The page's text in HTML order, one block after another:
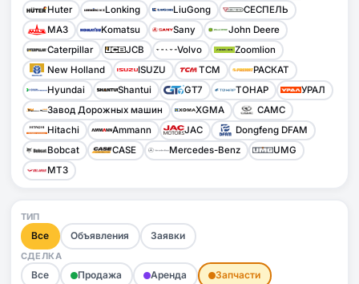
Huter
Lonking LiuGong
СЕСПЕЛЬ
МАЗ
Komatsu Sany
John Deere
Caterpillar
JCB Volvo
Zoomlion
New Holland
ISUZU TCM
РАСКАТ
Hyundai
Shantui GT7 ТОНАР
УРАЛ
Завод Дорожных машин
XGMA
CAMC
Hitachi
Ammann JAC
Dongfeng DFAM
Bobcat
CASE Mercedes-Benz
UMG
МТЗ
ТИП
Все Объявления Заявки
СДЕЛКА
Все Продажа Аренда Запчасти